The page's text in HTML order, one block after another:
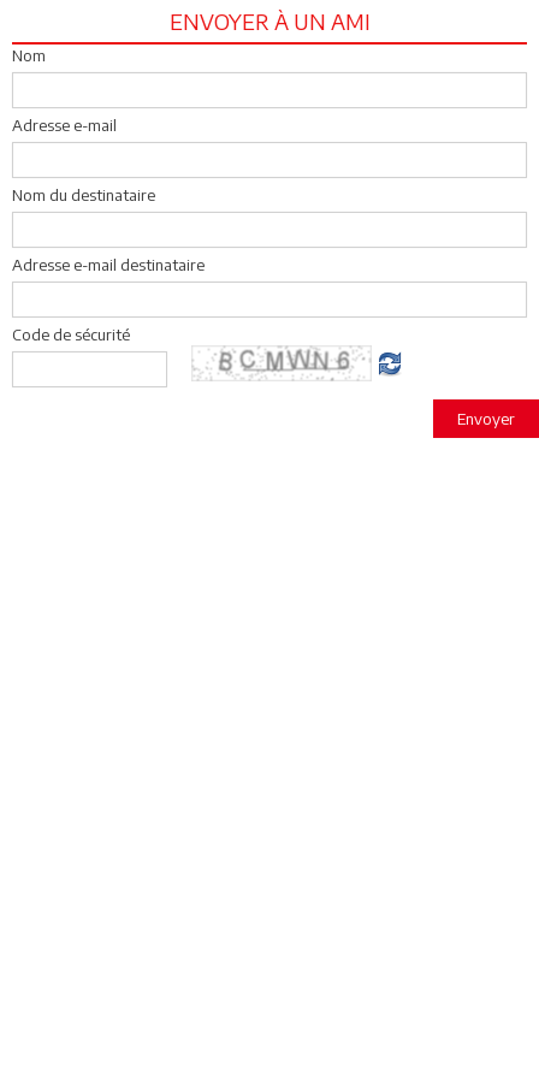
ENVOYER À UN AMI
Nom
Adresse e-mail
Nom du destinataire
Adresse e-mail destinataire
Code de sécurité
Envoyer